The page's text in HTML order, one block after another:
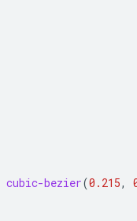
cubic-bezier(0.215,